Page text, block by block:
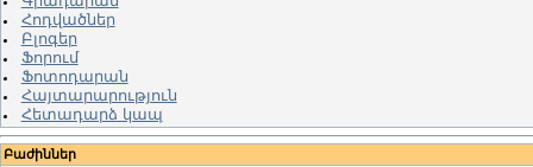
Հոդվածներ
Բլոգեր
Ֆորում
Ֆոտոդարան
Հայտարարություն
Հետադարձ կապ
Բաժիններ